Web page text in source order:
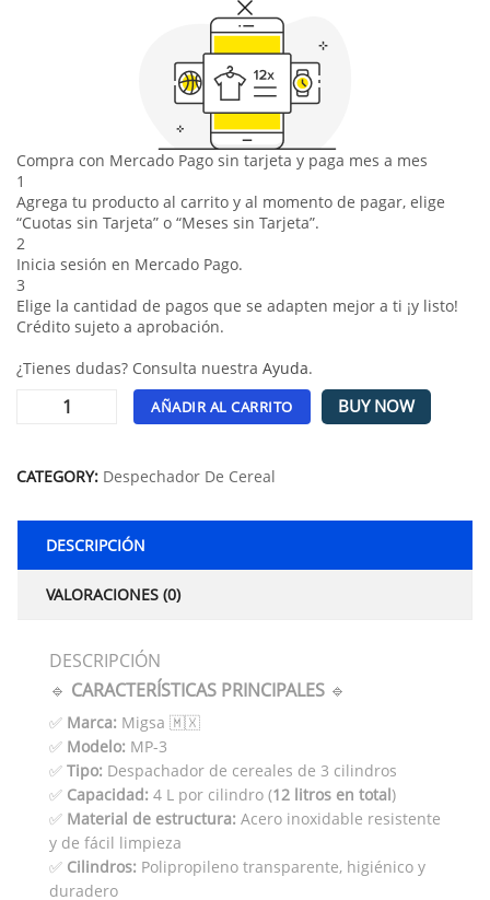
Compra con Mercado Pago sin tarjeta y paga mes a mes
1
Agrega tu producto al carrito y al momento de pagar, elige
“Cuotas sin Tarjeta” o “Meses sin Tarjeta”.
2
Inicia sesión en Mercado Pago.
3
Elige la cantidad de pagos que se adapten mejor a ti ¡y listo!
Crédito sujeto a aprobación.
¿Tienes dudas? Consulta nuestra Ayuda.
AÑADIR AL CARRITO BUY NOW
CATEGORY: Despechador De Cereal
DESCRIPCIÓN
VALORACIONES (0)
DESCRIPCIÓN
🔹 CARACTERÍSTICAS PRINCIPALES 🔹
✅ Marca: Migsa 🇲🇽
✅ Modelo: MP-3
✅ Tipo: Despachador de cereales de 3 cilindros
✅ Capacidad: 4 L por cilindro (12 litros en total)
✅ Material de estructura: Acero inoxidable resistente
y de fácil limpieza
✅ Cilindros: Polipropileno transparente, higiénico y
duradero